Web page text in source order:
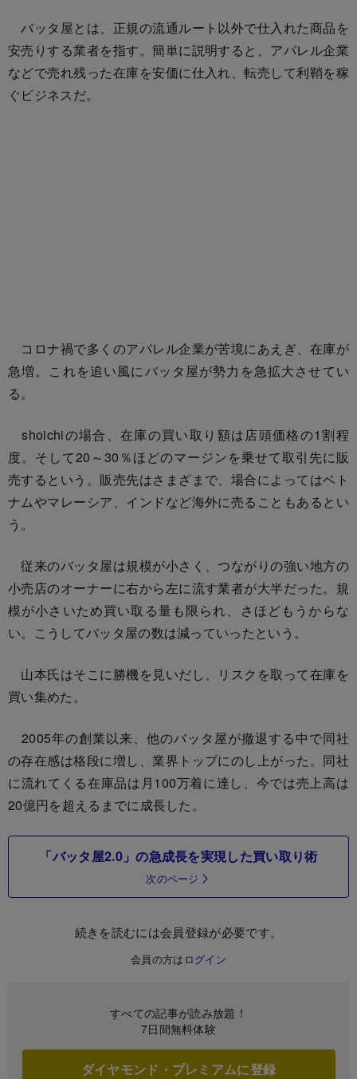
バッタ屋とは、正規の流通ルート以外で仕入れた商品を
安売りする業者を指す。簡単に説明すると、アパレル企業
などで売れ残った在庫を安価に仕入れ、転売して利鞘を稼
ぐビジネスだ。
コロナ禍で多くのアパレル企業が苦境にあえぎ、在庫が
急増。これを追い風にバッタ屋が勢力を急拡大させてい
る。
shoichiの場合、在庫の買い取り額は店頭価格の1割程
度。そして20～30％ほどのマージンを乗せて取引先に販
売するという。販売先はさまざまで、場合によってはベト
ナムやマレーシア、インドなど海外に売ることもあるとい
う。
従来のバッタ屋は規模が小さく、つながりの強い地方の
小売店のオーナーに右から左に流す業者が大半だった。規
模が小さいため買い取る量も限られ、さほどもうからな
い。こうしてバッタ屋の数は減っていったという。
山本氏はそこに勝機を見いだし、リスクを取って在庫を
買い集めた。
2005年の創業以来、他のバッタ屋が撤退する中で同社
の存在感は格段に増し、業界トップにのし上がった。同社
に流れてくる在庫品は月100万着に達し、今では売上高は
20億円を超えるまでに成長した。
「バッタ屋2.0」の急成長を実現した買い取り術
次のページ
続きを読むには会員登録が必要です。
会員の方は ログイン
すべての記事が読み放題！
7日間無料体験
ダイヤモンド・プレミアムに登録